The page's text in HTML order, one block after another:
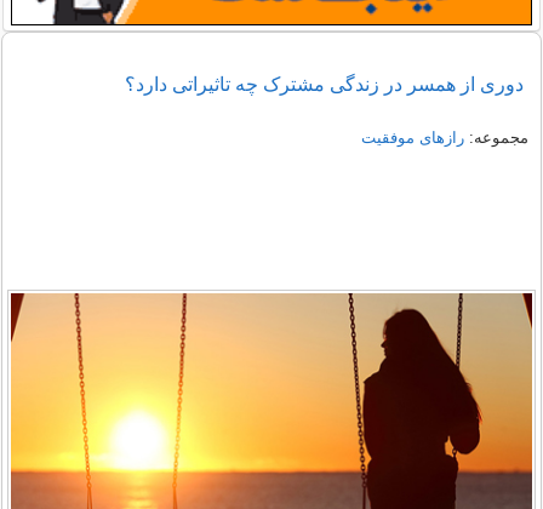
دوری از همسر در زندگی مشترک چه تاثیراتی دارد؟
مجموعه:رازهای موفقیت